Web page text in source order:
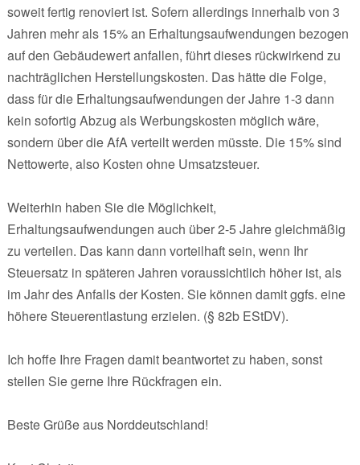
soweit fertig renoviert ist. Sofern allerdings innerhalb von 3
Jahren mehr als 15% an Erhaltungsaufwendungen bezogen
auf den Gebäudewert anfallen, führt dieses rückwirkend zu
nachträglichen Herstellungskosten. Das hätte die Folge,
dass für die Erhaltungsaufwendungen der Jahre 1-3 dann
kein sofortig Abzug als Werbungskosten möglich wäre,
sondern über die AfA verteilt werden müsste. Die 15% sind
Nettowerte, also Kosten ohne Umsatzsteuer.
Weiterhin haben Sie die Möglichkeit,
Erhaltungsaufwendungen auch über 2-5 Jahre gleichmäßig
zu verteilen. Das kann dann vorteilhaft sein, wenn Ihr
Steuersatz in späteren Jahren voraussichtlich höher ist, als
im Jahr des Anfalls der Kosten. Sie können damit ggfs. eine
höhere Steuerentlastung erzielen. (§ 82b EStDV).
Ich hoffe Ihre Fragen damit beantwortet zu haben, sonst
stellen Sie gerne Ihre Rückfragen ein.
Beste Grüße aus Norddeutschland!